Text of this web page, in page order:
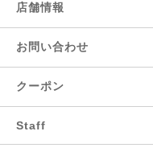
店舗情報
お問い合わせ
クーポン
Staff